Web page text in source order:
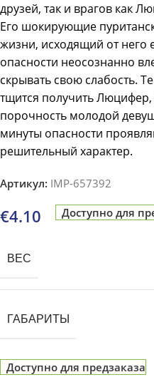
друзей, так и врагов как
Его шокирующие
жизни, исходящий от него
опасности неосознанно
скрывать свою слабость.
тщится получить
порочность молодой
минуты опасности
решительный характер.
Артикул: IMP-657392
€4.10 Доступно для
ВЕС
ГАБАРИТЫ
Доступно для предзаказа